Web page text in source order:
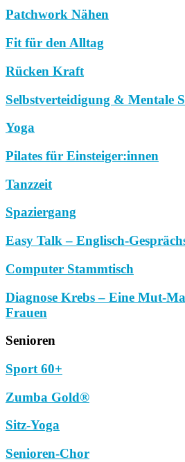
Patchwork Nähen
Fit für den Alltag
Rücken Kraft
Selbstverteidigung & Mentale
Yoga
Pilates für Einsteiger:innen
Tanzzeit
Spaziergang
Easy Talk – Englisch-
Computer Stammtisch
Diagnose Krebs – Eine Mut-
Frauen
Senioren
Sport 60+
Zumba Gold®
Sitz-Yoga
Senioren-Chor